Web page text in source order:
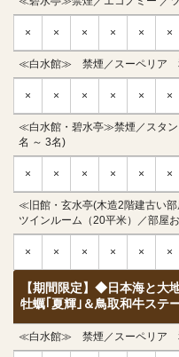
× × × × × ×
≪白水館≫ 禁煙／スーペリア
× × × × × ×
≪白水館・碧水亭≫禁煙／スタン
名 ～ 3名)
× × × × × ×
≪旧館・玄水亭(木造2階建古い
ツインルーム（20平米）／部屋
× × × × × ×
【期間限定】◆日本海と大
牡蠣｢夏輝｣＆鳥取和牛ステ
≪白水館≫ 禁煙／スーペリア